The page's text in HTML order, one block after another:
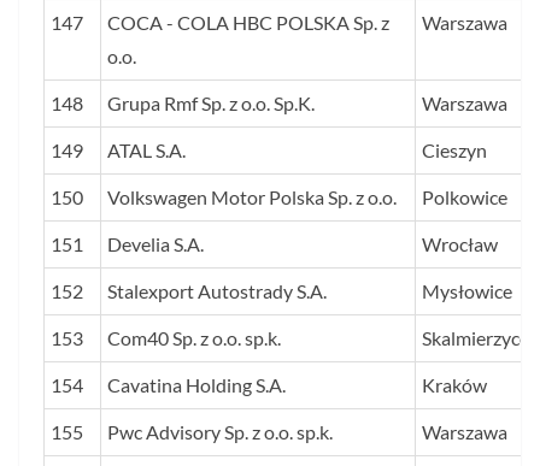
147
COCA - COLA HBC POLSKA Sp. z
o.o.
Warszawa
148 Grupa Rmf Sp. z o.o. Sp.K. Warszawa
149 ATAL S.A. Cieszyn
150 Volkswagen Motor Polska Sp. z o.o. Polkowice
151 Develia S.A. Wrocław
152 Stalexport Autostrady S.A. Mysłowice
153 Com40 Sp. z o.o. sp.k. Skalmierzyce
154 Cavatina Holding S.A. Kraków
155 Pwc Advisory Sp. z o.o. sp.k. Warszawa